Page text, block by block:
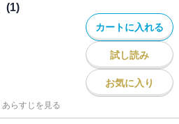
(1)
カートに入れる
試し読み
お気に入り
あらすじを見る